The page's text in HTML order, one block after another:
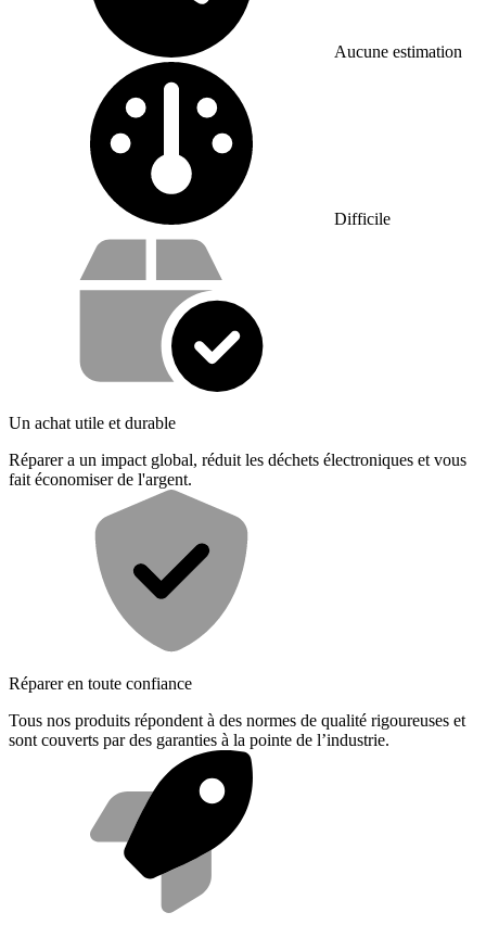
Aucune estimation
Difficile
Vos avantages
Un achat utile et durable
Réparer a un impact global, réduit les déchets électroniques et vous
fait économiser de l'argent.
Réparer en toute confiance
Tous nos produits répondent à des normes de qualité rigoureuses et
sont couverts par des garanties à la pointe de l’industrie.